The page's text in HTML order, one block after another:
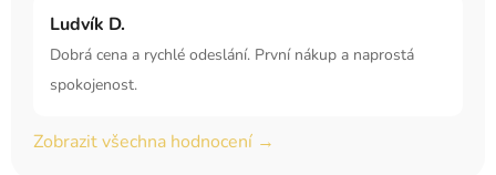
Ludvík D.
Dobrá cena a rychlé odeslání. První nákup a naprostá
spokojenost.
Zobrazit všechna hodnocení →